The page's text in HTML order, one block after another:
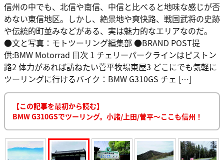
信州の中でも、北信や南信、中信と比べると地味な感じが否
めない東信地区。しかし、絶景地や爽快路、戦国武将の史跡
や伝統的町並みなどがある、実は魅力的なエリアなのだ。
●文と写真：モトツーリング編集部 ●BRAND POST提
供:BMW Motorrad 目次 1 チェリーパークラインはピストン
路2 体力があれば訪ねたい菅平牧場東屋3 どこにでも気軽に
ツーリングに行けるバイク：BMW G310GS チェ […]
【この記事を最初から読む】
BMW G310GSでツーリング。小諸/上田/菅平〜ここも信州！